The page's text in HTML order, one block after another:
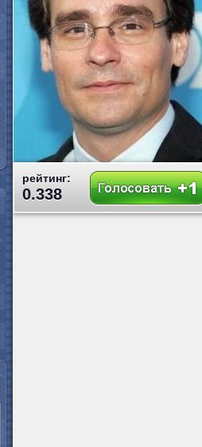
рейтинг:
0.338